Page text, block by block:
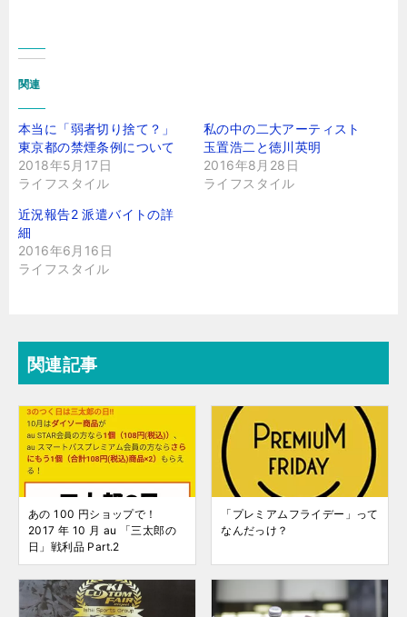
関連
本当に「弱者切り捨て？」
東京都の禁煙条例について
2018年5月17日
ライフスタイル
私の中の二大アーティスト
玉置浩二と徳川英明
2016年8月28日
ライフスタイル
近況報告2 派遣バイトの詳
細
2016年6月16日
ライフスタイル
関連記事
あの 100 円ショップで！
2017 年 10 月 au 「三太郎の
日」戦利品 Part.2
「プレミアムフライデー」って
なんだっけ？